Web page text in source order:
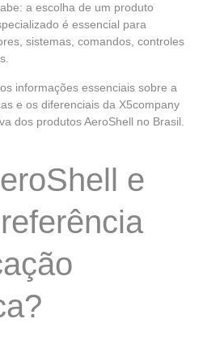
a escolha de um produto
é essencial para
sistemas, comandos, controles
.
informações essenciais sobre a
e os diferenciais da X5company
dos produtos AeroShell no Brasil.
e